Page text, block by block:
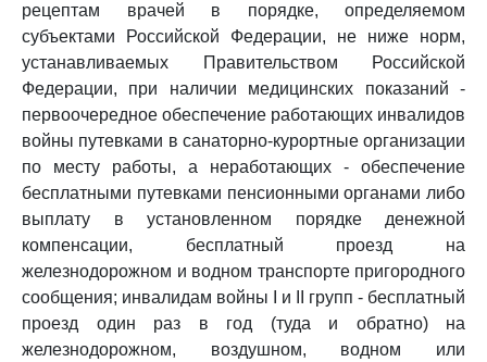
рецептам врачей в порядке, определяемом
субъектами Российской Федерации, не ниже норм,
устанавливаемых Правительством Российской
Федерации, при наличии медицинских показаний -
первоочередное обеспечение работающих инвалидов
войны путевками в санаторно-курортные организации
по месту работы, а неработающих - обеспечение
бесплатными путевками пенсионными органами либо
выплату в установленном порядке денежной
компенсации, бесплатный проезд на
железнодорожном и водном транспорте пригородного
сообщения; инвалидам войны I и II групп - бесплатный
проезд один раз в год (туда и обратно) на
железнодорожном, воздушном, водном или